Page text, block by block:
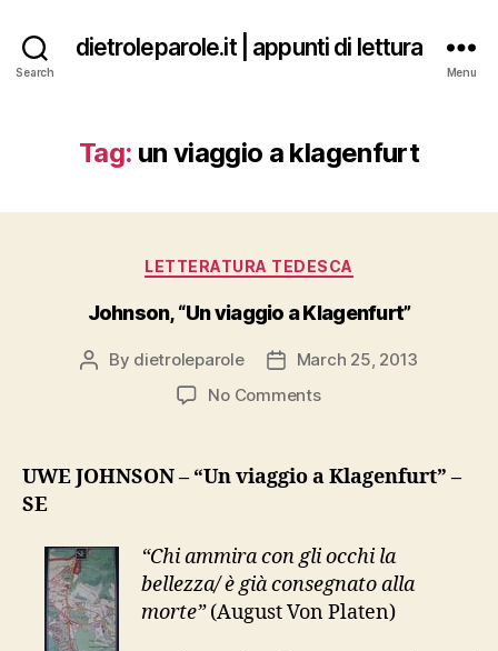
Search
dietroleparole.it | appunti di lettura
Menu
Tag: un viaggio a klagenfurt
Categories
LETTERATURA TEDESCA
Johnson, “Un viaggio a Klagenfurt”
Post
By dietroleparole
PostMarch 25, 2013
No Commentson
viaggio
UWE JOHNSON – “Un viaggio a Klagenfurt” –
SE
“Chi ammira con gli occhi la
bellezza/ è già consegnato alla
morte”(August Von Platen)